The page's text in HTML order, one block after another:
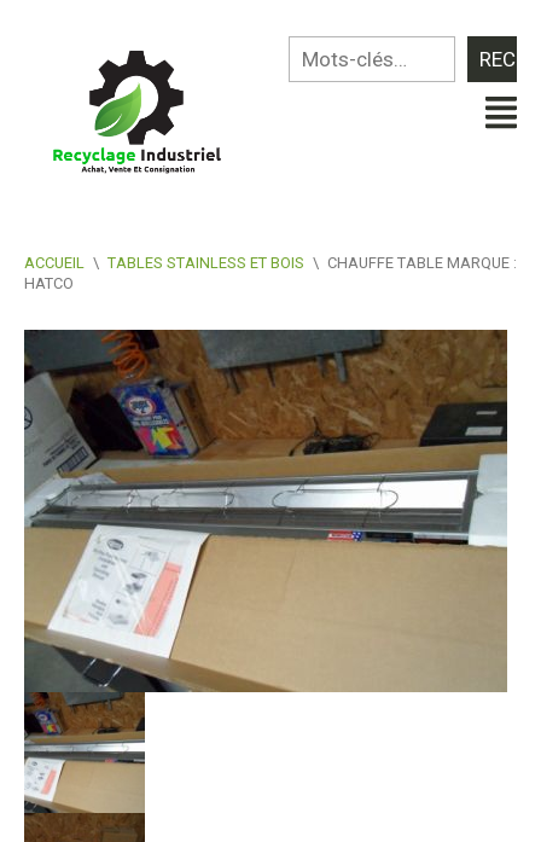
ACCUEIL \ TABLES STAINLESS ET BOIS \ CHAUFFE TABLE MARQUE :
HATCO